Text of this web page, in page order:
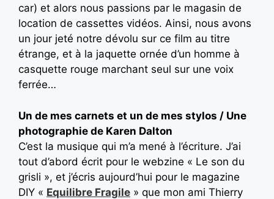
car) et alors nous passions par le magasin de
location de cassettes vidéos. Ainsi, nous avons
un jour jeté notre dévolu sur ce film au titre
étrange, et à la jaquette ornée d’un homme à
casquette rouge marchant seul sur une voix
ferrée…
Un de mes carnets et un de mes stylos / Une
photographie de Karen Dalton
C’est la musique qui m’a mené à l’écriture. J’ai
tout d’abord écrit pour le webzine « Le son du
grisli », et j’écris aujourd’hui pour le magazine
DIY « Equilibre Fragile » que mon ami Thierry